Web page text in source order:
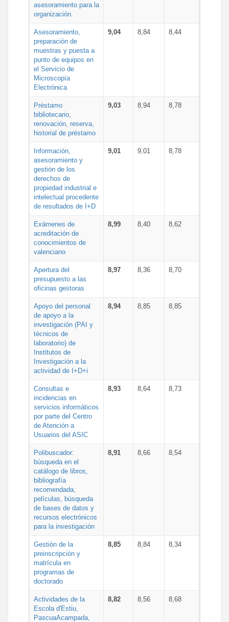
asesoramiento para la
organización.
Asesoramiento,
preparación de
muestras y puesta a
punto de equipos en
el Servicio de
Microscopía
Electrónica
9,04 8,84 8,44
Préstamo
bibliotecario,
renovación, reserva,
historial de préstamo
9,03 8,94 8,78
Información,
asesoramiento y
gestión de los
derechos de
propiedad industrial e
intelectual procedente
de resultados de I+D
9,01 9,01 8,78
Exámenes de
acreditación de
conocimientos de
valenciano
8,99 8,40 8,62
Apertura del
presupuesto a las
oficinas gestoras
8,97 8,36 8,70
Apoyo del personal
de apoyo a la
investigación (PAI y
técnicos de
laboratorio) de
Institutos de
Investigación a la
actividad de I+D+i
8,94 8,85 8,85
Consultas e
incidencias en
servicios informáticos
por parte del Centro
de Atención a
Usuarios del ASIC
8,93 8,64 8,73
Polibuscador:
búsqueda en el
catálogo de libros,
bibliografía
recomendada,
películas, búsqueda
de bases de datos y
recursos electrónicos
para la investigación
8,91 8,66 8,54
Gestión de la
preinscripción y
matrícula en
programas de
doctorado
8,85 8,84 8,34
Actividades de la
Escola d'Estiu,
PascuaAcampada,
8,82 8,56 8,68